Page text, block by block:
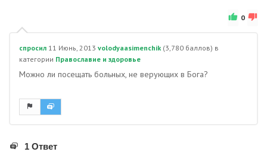
0
спросил 11 Июнь, 2013 volodyaasimenchik (3,780 баллов) в
категории Православие и здоровье
Можно ли посещать больных, не верующих в Бога?
1 Ответ